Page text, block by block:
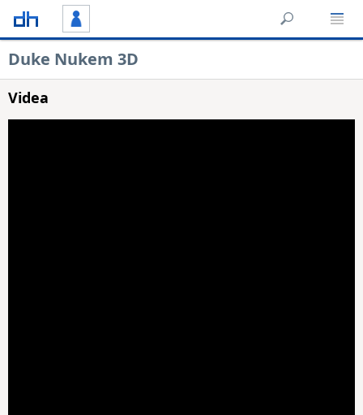
Duke Nukem 3D
Videa